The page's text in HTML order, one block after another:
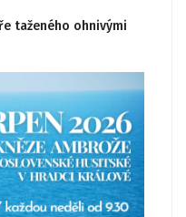
taženého ohnivými